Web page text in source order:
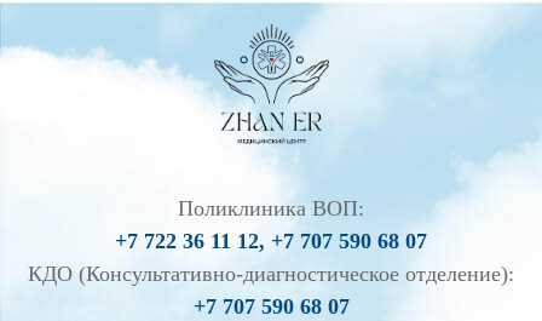
Поликлиника ВОП:
+7 722 36 11 12, +7 707 590 68 07
КДО (Консультативно-диагностическое отделение):
+7 707 590 68 07